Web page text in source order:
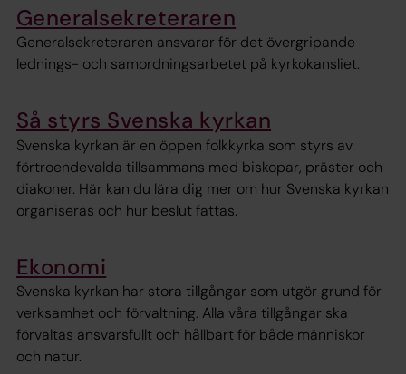
Generalsekreteraren
Generalsekreteraren ansvarar för det övergripande
lednings- och samordningsarbetet på kyrkokansliet.
Så styrs Svenska kyrkan
Svenska kyrkan är en öppen folkkyrka som styrs av
förtroendevalda tillsammans med biskopar, präster och
diakoner. Här kan du lära dig mer om hur Svenska kyrkan
organiseras och hur beslut fattas.
Ekonomi
Svenska kyrkan har stora tillgångar som utgör grund för
verksamhet och förvaltning. Alla våra tillgångar ska
förvaltas ansvarsfullt och hållbart för både människor
och natur.